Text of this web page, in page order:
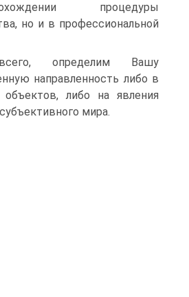
процедуры
но и в профессиональной
определим Вашу
направленность либо в
либо на явления
мира.